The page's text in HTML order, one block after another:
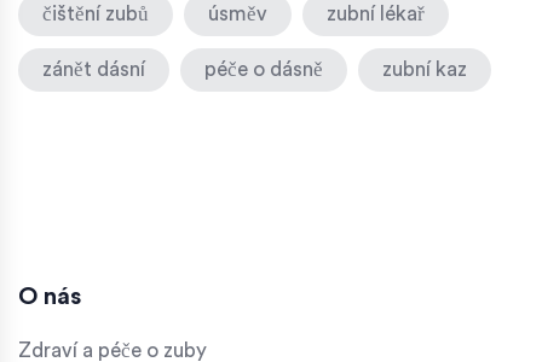
čištění zubů úsměv zubní lékař
zánět dásní péče o dásně zubní kaz
O nás
Zdraví a péče o zuby